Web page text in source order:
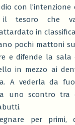
con
tesoro che
attardato in
pochi mattoni
e difende la sala
in mezzo ai
A vederla da
uno scontro tra
per primi,